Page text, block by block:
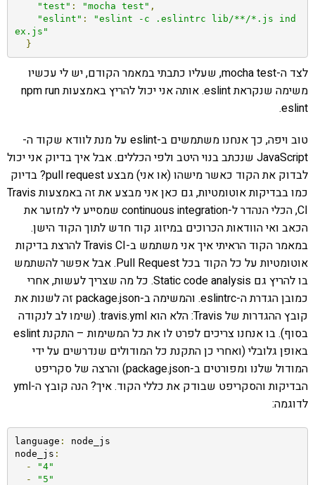
"test" : "mocha test" ,
"eslint" :
"eslint -c .eslintrc lib/**/*.js ind
ex.js"
}
לצד ה-mocha test, שעליו כתבתי במאמר הקודם, יש לי עכשיו
משימה שנקראת eslint. אותה אני יכול להריץ באמצעות npm run
eslint.
טוב ויפה, כך אנחנו משתמשים ב-eslint על מנת לוודא שקוד ה-
JavaScript שנכתב בנוי היטב ולפי הכללים. אבל איך בדיוק אני יכול
לבדוק את הקוד כאשר מישהו (או אני) מבצע pull request? בדיוק
כמו בבדיקות אוטומטיות, גם כאן אני מבצע את זה באמצעות Travis
CI, הכלי הנהדר ל-continuous integration שמסייע לי למזער את
הכאב ואי הוודאות הכרוכים במיזוג קוד חדש לתוך הקוד הישן.
במאמר הקוד הראיתי איך אני משתמש ב-Travis CI להרצת בדיקות
אוטומטיות על כל הקוד בכל Pull Request. אבל אפשר להשתמש
בו להריץ גם Static code analysis. כל מה שצריך לעשות, אחרי
כמובן הגדרת ה-eslintrc. והמשימה ב-package.json זה לשנות את
קובץ ההגדרות של Travis: הלא הוא travis.yml. (שימו לב לנקודה
בסוף). בו אנחנו צריכים לפרט לו את כל המשימות – התקנת eslint
באופן גלובלי (ואחרי כן התקנת כל המודולים שנדרשים על ידי
המודול שלנו ומפורטים ב-package.json) והרצה של סקריפט
הבדיקות והסקריפט שבודק את כללי הקוד. איך? הנה קובץ ה-yml
לדוגמה:
language :
node_js
node_js :
-
"4"
-
"5"